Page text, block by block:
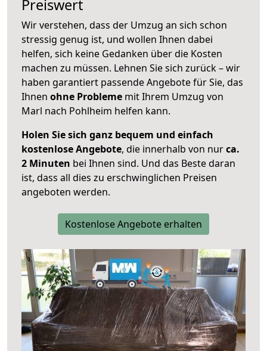
Preiswert
Wir verstehen, dass der Umzug an sich schon
stressig genug ist, und wollen Ihnen dabei
helfen, sich keine Gedanken über die Kosten
machen zu müssen. Lehnen Sie sich zurück – wir
haben garantiert passende Angebote für Sie, das
Ihnen ohne Probleme mit Ihrem Umzug von
Marl nach Pohlheim helfen kann.
Holen Sie sich ganz bequem und einfach
kostenlose Angebote, die innerhalb von nurca.
2 Minuten bei Ihnen sind. Und das Beste daran
ist, dass all dies zu erschwinglichen Preisen
angeboten werden.
Kostenlose Angebote erhalten